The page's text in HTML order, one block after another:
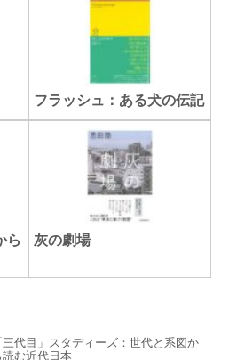
フラッシュ：ある犬の伝記
ら
灰の劇場
三代目」スタディーズ：世代と系図か
読む近代日本